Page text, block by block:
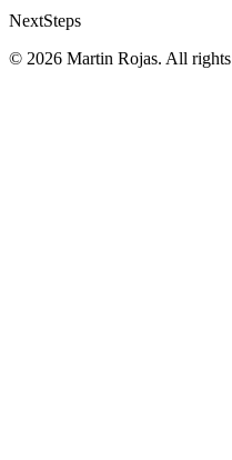
NextSteps
© 2026 Martin Rojas. All rights